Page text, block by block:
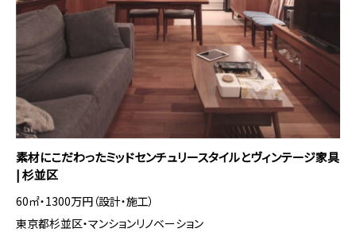
素材にこだわったミッドセンチュリースタイルとヴィンテージ家具
| 杉並区
60㎡・1300万円（設計・施工）
東京都杉並区・マンションリノベーション